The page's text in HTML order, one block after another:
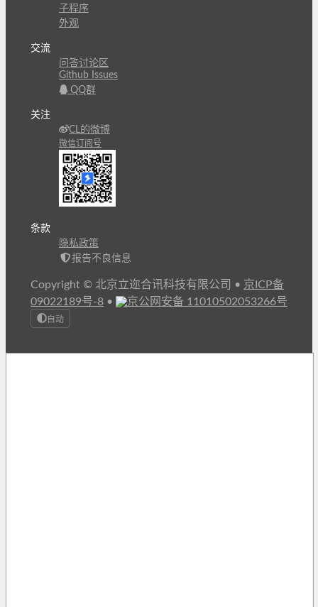
子程序
外观
交流
问答讨论区
Github Issues
QQ群
关注
CL的微博
微信订阅号
条款
隐私政策
报告不良信息
Copyright © 北京立迩合讯科技有限公司 • 京ICP备
09022189号-8 • 京公网安备 11010502053266号
自动